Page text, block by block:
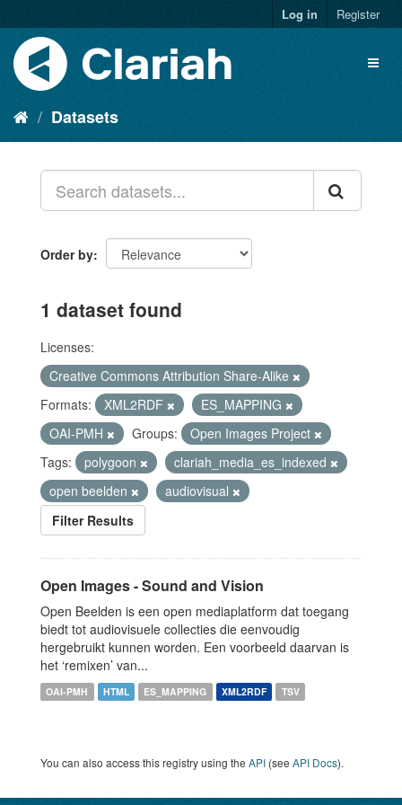
Log in Register
Datasets
Order by
1 dataset found
Licenses:
Creative Commons Attribution Share-Alike
Formats:
XML2RDF
ES_MAPPING
OAI-PMH
Groups:
Open Images Project
Tags:
polygoon
clariah_media_es_indexed
open beelden
audiovisual
Filter Results
Open Images - Sound and Vision
Open Beelden is een open mediaplatform dat toegang
biedt tot audiovisuele collecties die eenvoudig
hergebruikt kunnen worden. Een voorbeeld daarvan is
het ‘remixen’ van...
OAI-PMH HTML ES_MAPPING XML2RDF TSV
You can also access this registry using the API (see API Docs).